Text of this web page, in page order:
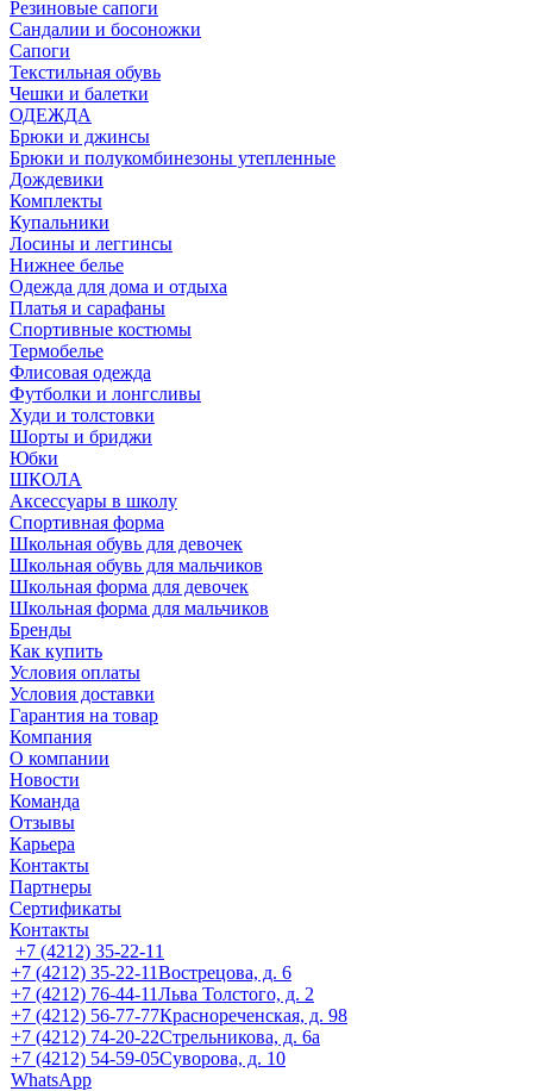
Резиновые сапоги
Сандалии и босоножки
Сапоги
Текстильная обувь
Чешки и балетки
ОДЕЖДА
Брюки и джинсы
Брюки и полукомбинезоны утепленные
Дождевики
Комплекты
Купальники
Лосины и леггинсы
Нижнее белье
Одежда для дома и отдыха
Платья и сарафаны
Спортивные костюмы
Термобелье
Флисовая одежда
Футболки и лонгсливы
Худи и толстовки
Шорты и бриджи
Юбки
ШКОЛА
Аксессуары в школу
Спортивная форма
Школьная обувь для девочек
Школьная обувь для мальчиков
Школьная форма для девочек
Школьная форма для мальчиков
Бренды
Как купить
Условия оплаты
Условия доставки
Гарантия на товар
Компания
О компании
Новости
Команда
Отзывы
Карьера
Контакты
Партнеры
Сертификаты
Контакты
+7 (4212) 35-22-11
+7 (4212) 35-22-11Вострецова, д. 6
+7 (4212) 76-44-11Льва Толстого, д. 2
+7 (4212) 56-77-77Краснореченская, д. 98
+7 (4212) 74-20-22Стрельникова, д. 6а
+7 (4212) 54-59-05Суворова, д. 10
WhatsApp